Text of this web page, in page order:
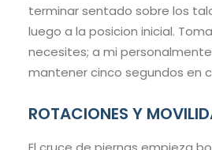
terminar sentado sobre los
luego a la posicion inicial.
necesites; a mi
mantener cinco segundos en
ROTACIONES Y